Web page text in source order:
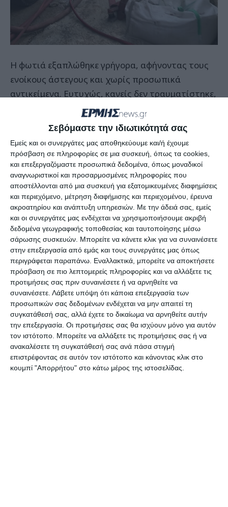
Σεβόμαστε την ιδιωτικότητά σας
Εμείς και οι συνεργάτες μας αποθηκεύουμε και/ή έχουμε
πρόσβαση σε πληροφορίες σε μια συσκευή, όπως τα cookies,
και επεξεργαζόμαστε προσωπικά δεδομένα, όπως μοναδικοί
αναγνωριστικοί και προσαρμοσμένες πληροφορίες που
αποστέλλονται από μια συσκευή για εξατομικευμένες διαφημίσεις
και περιεχόμενο, μέτρηση διαφήμισης και περιεχομένου, έρευνα
ακροατηρίου και ανάπτυξη υπηρεσιών. Με την άδειά σας, εμείς
και οι συνεργάτες μας ενδέχεται να χρησιμοποιήσουμε ακριβή
δεδομένα γεωγραφικής τοποθεσίας και ταυτοποίησης μέσω
σάρωσης συσκευών. Μπορείτε να κάνετε κλικ για να συναινέσετε
στην επεξεργασία από εμάς και τους συνεργάτες μας όπως
περιγράφεται παραπάνω. Εναλλακτικά, μπορείτε να αποκτήσετε
πρόσβαση σε πιο λεπτομερείς πληροφορίες και να αλλάξετε τις
προτιμήσεις σας πριν συναινέσετε ή να αρνηθείτε να
συναινέσετε. Λάβετε υπόψη ότι κάποια επεξεργασία των
προσωπικών σας δεδομένων ενδέχεται να μην απαιτεί τη
συγκατάθεσή σας, αλλά έχετε το δικαίωμα να αρνηθείτε αυτήν
την επεξεργασία. Οι προτιμήσεις σας θα ισχύουν μόνο για αυτόν
τον ιστότοπο. Μπορείτε να αλλάξετε τις προτιμήσεις σας ή να
ανακαλέσετε τη συγκατάθεσή σας ανά πάσα στιγμή
επιστρέφοντας σε αυτόν τον ιστότοπο και κάνοντας κλικ στο
κουμπί "Απορρήτου" στο κάτω μέρος της ιστοσελίδας.
Η φωτιά εξαπλώθηκε γρήγορα, αφήνοντας τους
ενοίκους άστεγους και χωρίς προσωπικά
αντικείμενα. Ευτυχώς, κανείς δεν τραυματίστηκε,
ωστόσο, μια γυναίκα που διέμενε στο σπίτι
αισθάνθηκε αδιαθεσία λόγω της εισπνοής καπνού
και μεταφέρθηκε στο Γενικό Νοσοκομείο
Ζακύνθου για προληπτικούς λόγους. Σύμφωνα με
τις τελευταίες πληροφορίες, η υγεία της δεν
διατρέχει κανέναν κίνδυνο.
Οι δυνάμεις της Πυροσβεστικής Υπηρεσίας αλλά
και της Πολιτικής Προστασίας έσπευσαν άμεσα
στο σημείο και έδωσαν μάχη με τις φλόγες, όμως
το σπίτι υπέστη ανεπανόρθωτες ζημιές και πλέον
είναι μη κατοικήσιμο. Οι κάτοικοι της Ζακύνθου,
μόλις πληροφορήθηκαν το τραγικό γεγονός,
κινητοποιήθηκαν αμέσως, δείχνοντας έμπρακτα
την αλληλεγγύη τους. Άνθρωποι από κάθε γωνιά
του νησιού ένωσαν τις δυνάμεις τους για να
στηρίξουν την πληγείσα οικογένεια,
προσφέροντας οικονομική βοήθεια, είδη πρώτης
ανάγκης και στέγη.